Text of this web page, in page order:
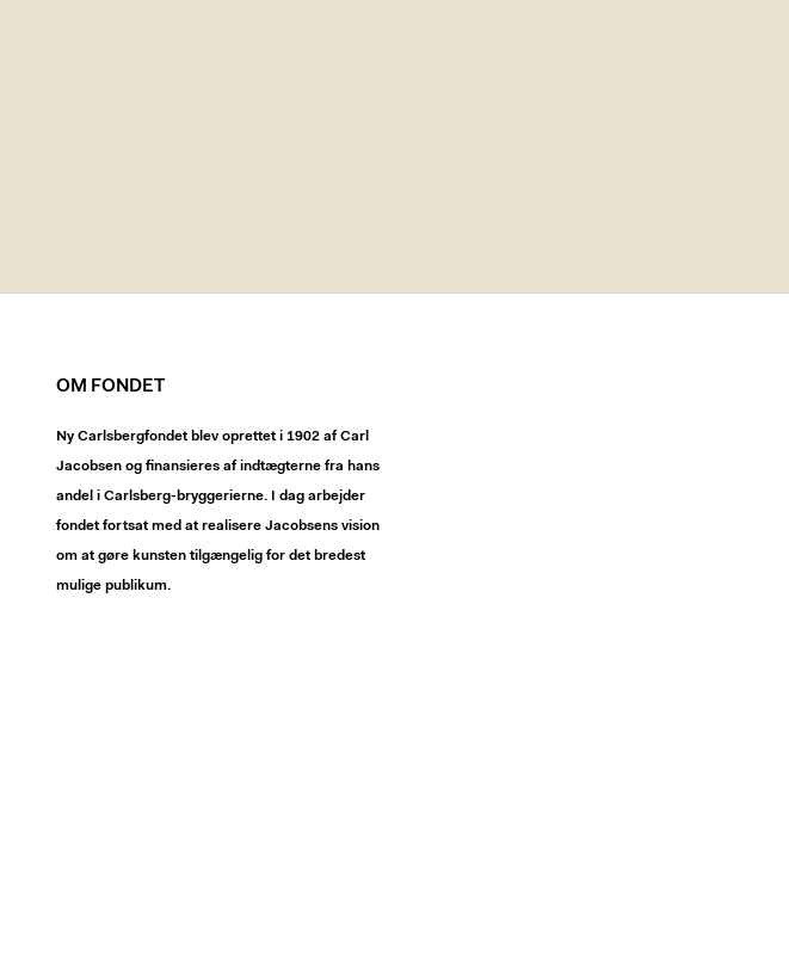
OM FONDET
Ny Carlsbergfondet blev oprettet i 1902 af Carl
Jacobsen og finansieres af indtægterne fra hans
andel i Carlsberg-bryggerierne. I dag arbejder
fondet fortsat med at realisere Jacobsens vision
om at gøre kunsten tilgængelig for det bredest
mulige publikum.